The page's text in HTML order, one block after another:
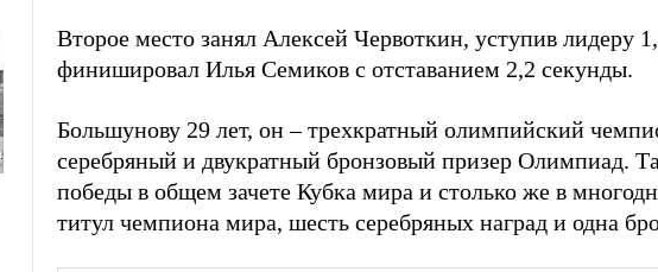
Второе место занял Алексей Червоткин, уступив лидеру
финишировал Илья Семиков с отставанием 2,2 секунды.
Большунову 29 лет, он – трехкратный олимпийский
серебряный и двукратный бронзовый призер Олимпиад.
победы в общем зачете Кубка мира и столько же в
титул чемпиона мира, шесть серебряных наград и одна